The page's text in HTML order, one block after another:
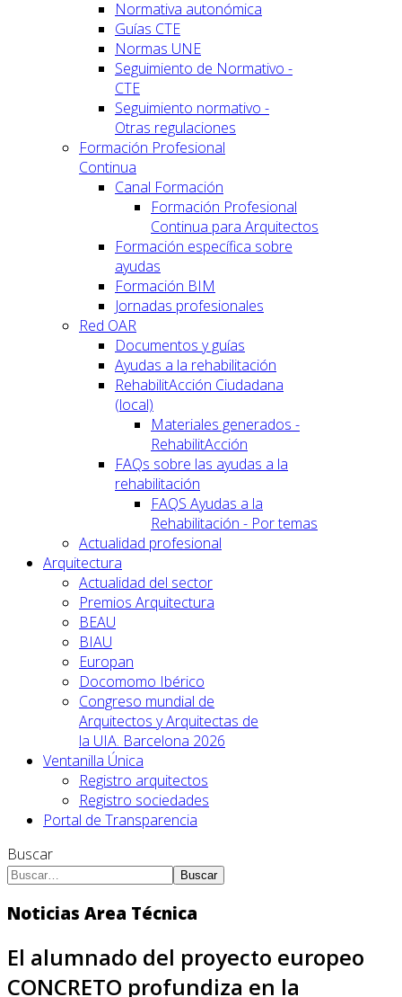
Normativa autonómica
Guías CTE
Normas UNE
Seguimiento de Normativo -
CTE
Seguimiento normativo -
Otras regulaciones
Formación Profesional
Continua
Canal Formación
Formación Profesional
Continua para Arquitectos
Formación específica sobre
ayudas
Formación BIM
Jornadas profesionales
Red OAR
Documentos y guías
Ayudas a la rehabilitación
RehabilitAcción Ciudadana
(local)
Materiales generados -
RehabilitAcción
FAQs sobre las ayudas a la
rehabilitación
FAQS Ayudas a la
Rehabilitación - Por temas
Actualidad profesional
Arquitectura
Actualidad del sector
Premios Arquitectura
BEAU
BIAU
Europan
Docomomo Ibérico
Congreso mundial de
Arquitectos y Arquitectas de
la UIA. Barcelona 2026
Ventanilla Única
Registro arquitectos
Registro sociedades
Portal de Transparencia
Buscar
Buscar
Noticias Area Técnica
El alumnado del proyecto europeo
CONCRETO profundiza en la